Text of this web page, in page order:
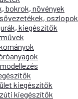
bokrok, növények
oszlopok
kiegészítők
kiegészítők
kiegészítők